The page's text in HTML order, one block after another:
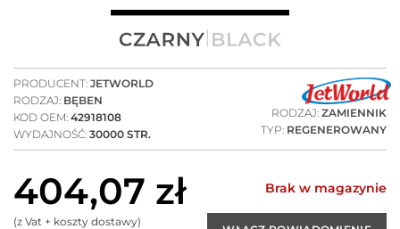
PRODUCENT: JETWORLD
RODZAJ: BĘBEN
KOD OEM: 42918108
WYDAJNOŚĆ: 30000 STR.
RODZAJ: ZAMIENNIK
TYP: REGENEROWANY
404,07 zł
(z Vat + koszty dostawy)
Brak w magazynie